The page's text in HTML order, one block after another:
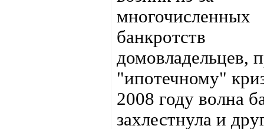
многочисленных
банкротств
домовладельцев,
"ипотечному"
2008 году волна
захлестнула и